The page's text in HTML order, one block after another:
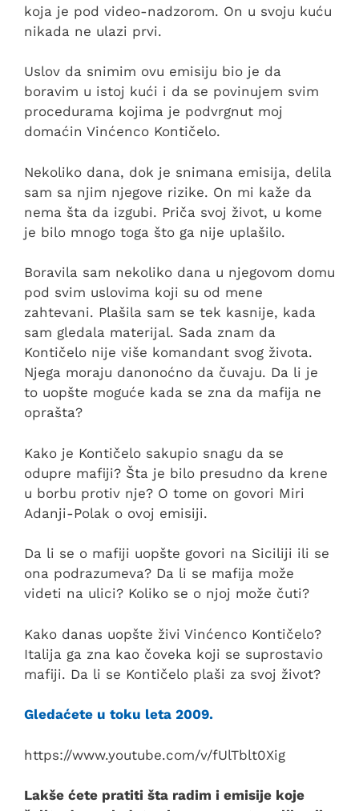
koja je pod video-nadzorom. On u svoju kuću
nikada ne ulazi prvi.
Uslov da snimim ovu emisiju bio je da
boravim u istoj kući i da se povinujem svim
procedurama kojima je podvrgnut moj
domaćin Vinćenco Kontičelo.
Nekoliko dana, dok je snimana emisija, delila
sam sa njim njegove rizike. On mi kaže da
nema šta da izgubi. Priča svoj život, u kome
je bilo mnogo toga što ga nije uplašilo.
Boravila sam nekoliko dana u njegovom domu
pod svim uslovima koji su od mene
zahtevani. Plašila sam se tek kasnije, kada
sam gledala materijal. Sada znam da
Kontičelo nije više komandant svog života.
Njega moraju danonoćno da čuvaju. Da li je
to uopšte moguće kada se zna da mafija ne
oprašta?
Kako je Kontičelo sakupio snagu da se
odupre mafiji? Šta je bilo presudno da krene
u borbu protiv nje? O tome on govori Miri
Adanji-Polak o ovoj emisiji.
Da li se o mafiji uopšte govori na Siciliji ili se
ona podrazumeva? Da li se mafija može
videti na ulici? Koliko se o njoj može čuti?
Kako danas uopšte živi Vinćenco Kontičelo?
Italija ga zna kao čoveka koji se suprostavio
mafiji. Da li se Kontičelo plaši za svoj život?
Gledaćete u toku leta 2009.
https://www.youtube.com/v/fUlTblt0Xig
Lakše ćete pratiti šta radim i emisije koje